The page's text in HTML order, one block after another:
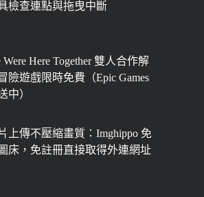
檢查連點與拖曳中斷
Were Here Together 雙人合作解
險遊戲限時免費（Epic Games
中）
上傳不壓縮畫質：Imghippo 免
床，免註冊直接取得外連網址